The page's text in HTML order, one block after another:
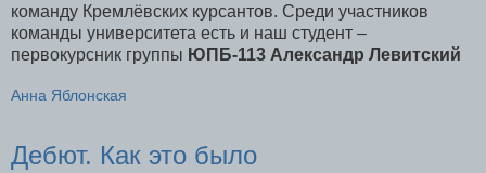
команду Кремлёвских курсантов. Среди участников
команды университета есть и наш студент –
первокурсник группы ЮПБ-113 Александр Левитский
Анна Яблонская
Дебют. Как это было